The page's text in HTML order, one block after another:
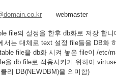
webmaster
file의 설정을 한후 db화로 저장 합니
서는 대체로 text 설정 file들을 DB화
file을 db화 시켜 놓은 file이 /etc/
을 db file로 적용시키기 위하여
리 DB(NEWDBM)을 의미함)